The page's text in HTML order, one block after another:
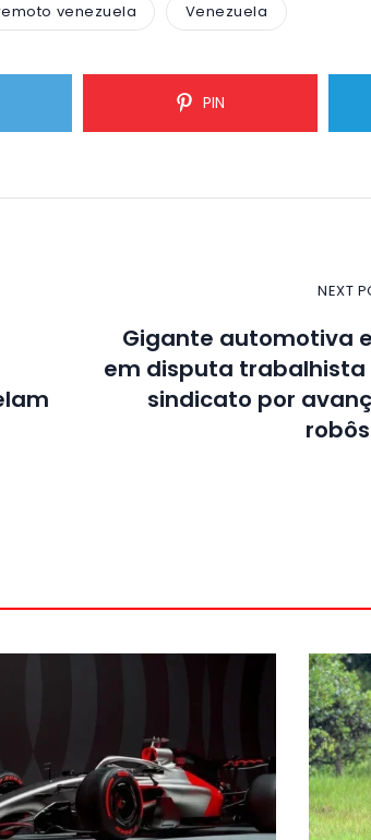
venezuela Venezuela
PIN
NEXT
Gigante automotiva
em disputa trabalhista
sindicato por